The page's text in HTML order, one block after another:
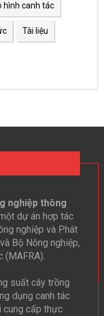
hình canh tác
Tài liệu
nghiệp thông
dự án hợp tác
nghiệp và Phát
Bộ Nông nghiệp,
(MAFRA).
suất cây trồng
dụng canh tác
cung cấp thực